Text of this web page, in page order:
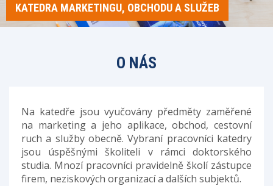
KATEDRA MARKETINGU, OBCHODU A SLUŽEB
O NÁS
Na katedře jsou vyučovány předměty zaměřené
na marketing a jeho aplikace, obchod, cestovní
ruch a služby obecně. Vybraní pracovníci katedry
jsou úspěšnými školiteli v rámci doktorského
studia. Mnozí pracovníci pravidelně školí zástupce
firem, neziskových organizací a dalších subjektů.